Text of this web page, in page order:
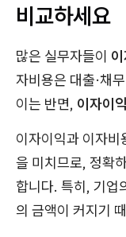
비교하세요
많은 실무자들이
자비용은 대출·채
이는 반면, 이자이
이자이익과 이자
을 미치므로, 정확
합니다. 특히, 기업
의 금액이 커지기